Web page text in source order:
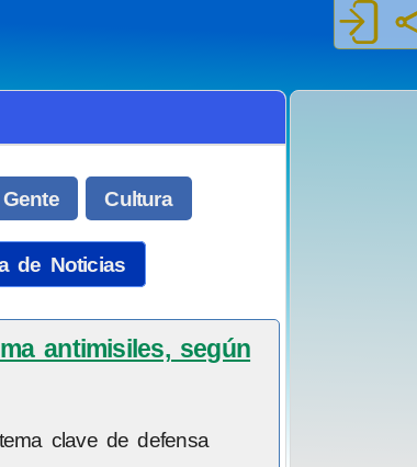
Gente Cultura
de Noticias
antimisiles, según
clave de defensa